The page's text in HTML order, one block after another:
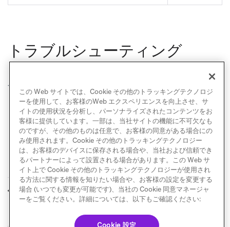
トラブルシューティング
までお問い
合わせください。
前へ Hightouch 次へ
Hightouch コホート
インポート
この Web サイトでは、Cookie その他のトラッキングテクノロジ
ーを使用して、お客様のWeb エクスペリエンスを向上させ、サ
イトの使用状況を分析し、パーソナライズされたコンテンツをお
客様に提供しています。一部は、当社サイトの機能に不可欠なも
のですが、その他のものは任意で、お客様の同意がある場合にの
み使用されます。Cookie その他のトラッキングテクノロジー
は、お客様のデバイスに保存される場合や、当社および信頼でき
るパートナーによって設置される場合があります。この Web サ
イト上で Cookie その他のトラッキングテクノロジーが使用され
る方法に関する情報を知りたい場合や、お客様の設定を変更する
場合 (いつでも変更が可能です)、当社の Cookie 同意マネージャ
ーをご覧ください。詳細については、以下もご確認ください: